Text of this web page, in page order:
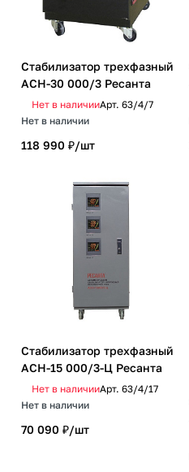
Стабилизатор трехфазный
АСН-30 000/3 Ресанта
Нет в наличииАрт. 63/4/7
Нет в наличии
118 990 ₽/шт
Стабилизатор трехфазный
АСН-15 000/3-Ц Ресанта
Нет в наличииАрт. 63/4/17
Нет в наличии
70 090 ₽/шт